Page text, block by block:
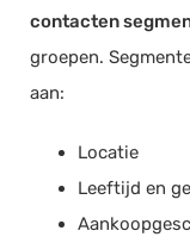
contacten
groepen.
aan:
Locatie
Leeftijd en